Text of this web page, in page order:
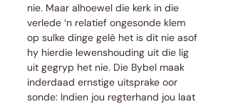
nie. Maar alhoewel die kerk in die
verlede ‘n relatief ongesonde klem
op sulke dinge gelê het is dit nie asof
hy hierdie lewenshouding uit die lig
uit gegryp het nie. Die Bybel maak
inderdaad ernstige uitsprake oor
sonde: Indien jou regterhand jou laat